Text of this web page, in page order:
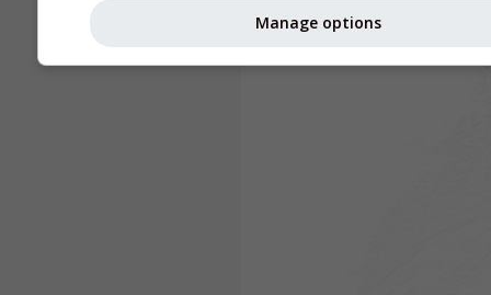
Manage options